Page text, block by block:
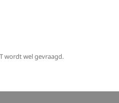
wordt wel gevraagd.